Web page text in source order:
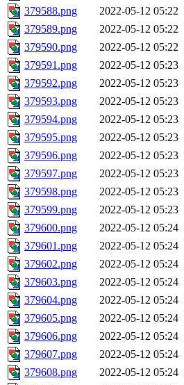
379588.png
2022-05-12 05:22
379589.png
2022-05-12 05:22
379590.png
2022-05-12 05:22
379591.png
2022-05-12 05:23
379592.png
2022-05-12 05:23
379593.png
2022-05-12 05:23
379594.png
2022-05-12 05:23
379595.png
2022-05-12 05:23
379596.png
2022-05-12 05:23
379597.png
2022-05-12 05:23
379598.png
2022-05-12 05:23
379599.png
2022-05-12 05:23
379600.png
2022-05-12 05:24
379601.png
2022-05-12 05:24
379602.png
2022-05-12 05:24
379603.png
2022-05-12 05:24
379604.png
2022-05-12 05:24
379605.png
2022-05-12 05:24
379606.png
2022-05-12 05:24
379607.png
2022-05-12 05:24
379608.png
2022-05-12 05:24